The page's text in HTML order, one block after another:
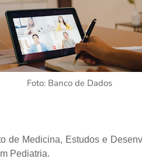
Foto: Banco de Dados
de Medicina, Estudos e
Pediatria.